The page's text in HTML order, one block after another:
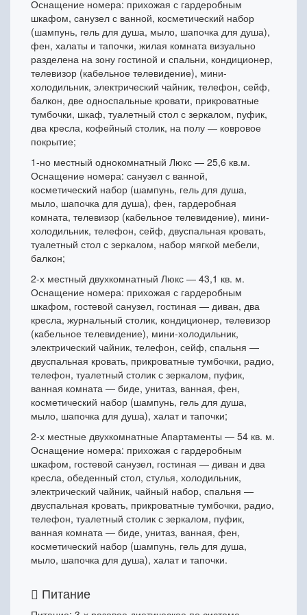
Оснащение номера: прихожая с гардеробным
шкафом, санузел с ванной, косметический набор
(шампунь, гель для душа, мыло, шапочка для душа),
фен, халаты и тапочки, жилая комната визуально
разделена на зону гостиной и спальни, кондиционер,
телевизор (кабельное телевидение), мини-
холодильник, электрический чайник, телефон, сейф,
балкон, две односпальные кровати, прикроватные
тумбочки, шкаф, туалетный стол с зеркалом, пуфик,
два кресла, кофейный столик, на полу — ковровое
покрытие;
1-но местный однокомнатный Люкс — 25,6 кв.м.
Оснащение номера: санузел с ванной,
косметический набор (шампунь, гель для душа,
мыло, шапочка для душа), фен, гардеробная
комната, телевизор (кабельное телевидение), мини-
холодильник, телефон, сейф, двуспальная кровать,
туалетный стол с зеркалом, набор мягкой мебели,
балкон;
2-х местный двухкомнатный Люкс — 43,1 кв. м.
Оснащение номера: прихожая с гардеробным
шкафом, гостевой санузел, гостиная — диван, два
кресла, журнальный столик, кондиционер, телевизор
(кабельное телевидение), мини-холодильник,
электрический чайник, телефон, сейф, спальня —
двуспальная кровать, прикроватные тумбочки, радио,
телефон, туалетный столик с зеркалом, пуфик,
ванная комната — биде, унитаз, ванная, фен,
косметический набор (шампунь, гель для душа,
мыло, шапочка для душа), халат и тапочки;
2-х местные двухкомнатные Апартаменты — 54 кв. м.
Оснащение номера: прихожая с гардеробным
шкафом, гостевой санузел, гостиная — диван и два
кресла, обеденный стол, стулья, холодильник,
электрический чайник, чайный набор, спальня —
двуспальная кровать, прикроватные тумбочки, радио,
телефон, туалетный столик с зеркалом, пуфик,
ванная комната — биде, унитаз, ванная, фен,
косметический набор (шампунь, гель для душа,
мыло, шапочка для душа), халат и тапочки.
Питание